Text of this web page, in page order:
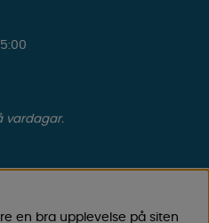
vardagar.
en bra upplevelse på siten